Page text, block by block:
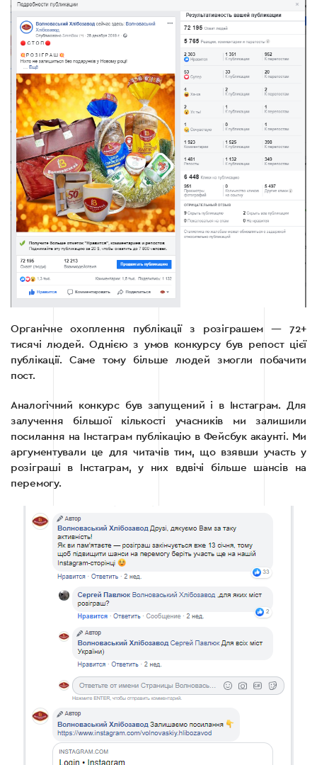
Органічне охоплення публікації з розіграшем — 72+
тисячі людей. Однією з умов конкурсу був репост цієї
публікації. Саме тому більше людей змогли побачити
пост.
Аналогічний конкурс був запущений і в Інстаграм. Для
залучення більшої кількості учасників ми залишили
посилання на Інстаграм публікацію в Фейсбук акаунті. Ми
аргументували це для читачів тим, що взявши участь у
розіграші в Інстаграм, у них вдвічі більше шансів на
перемогу.